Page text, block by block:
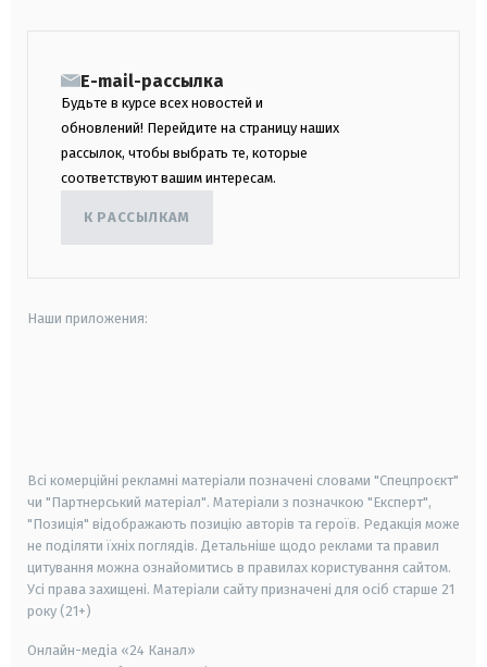
E-mail-рассылка
Будьте в курсе всех новостей и
обновлений! Перейдите на страницу наших
рассылок, чтобы выбрать те, которые
соответствуют вашим интересам.
К РАССЫЛКАМ
Наши приложения:
Всі комерційні рекламні матеріали позначені словами "Спецпроєкт"
чи "Партнерський матеріал". Матеріали з позначкою "Експерт",
"Позиція" відображають позицію авторів та героїв. Редакція може
не поділяти їхніх поглядів. Детальніше щодо реклами та правил
цитування можна ознайомитись в правилах користування сайтом.
Усі права захищені. Матеріали сайту призначені для осіб старше 21
року (21+)
Онлайн-медіа «24 Канал»